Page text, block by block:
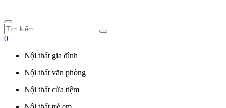
0
Nội thất gia đình
Nội thất văn phòng
Nội thất cửa tiệm